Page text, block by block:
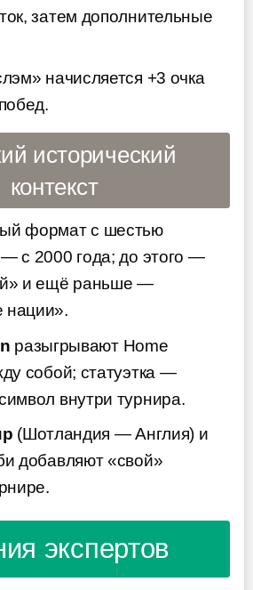
затем дополнительные
начисляется +3 очка
исторический
контекст
формат с шестью
с 2000 года; до этого —
и ещё раньше —
разыгрывают Home
собой; статуэтка —
внутри турнира.
(Шотландия — Англия) и
добавляют «свой»
экспертов